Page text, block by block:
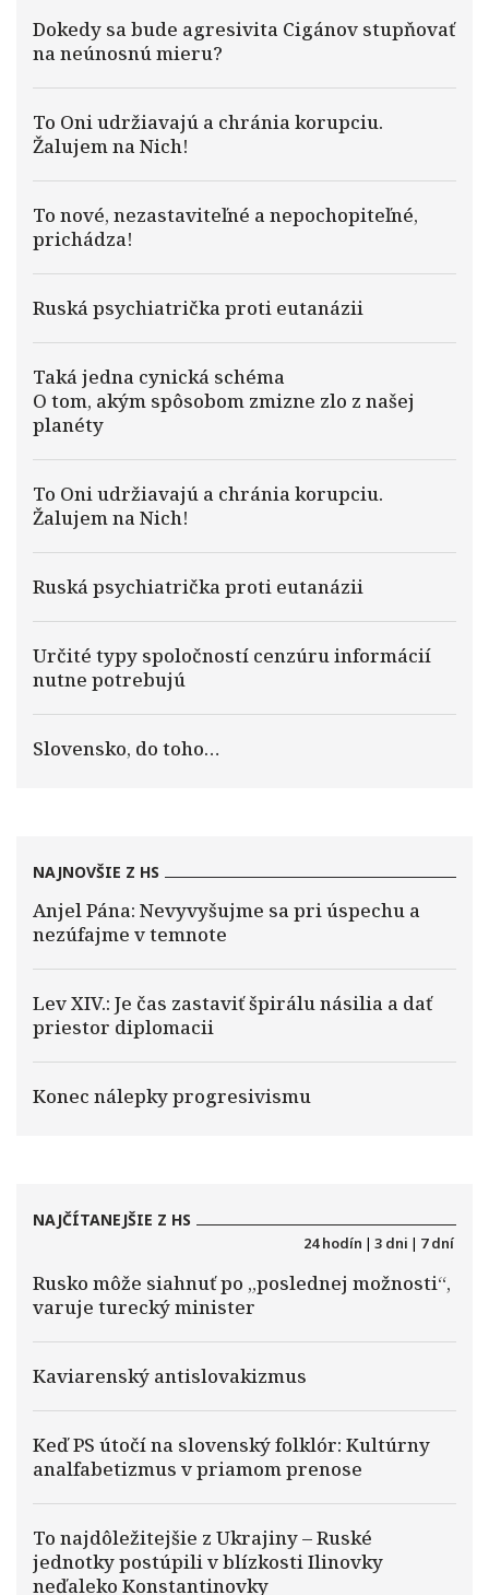
Dokedy sa bude agresivita Cigánov stupňovať
na neúnosnú mieru?
To Oni udržiavajú a chránia korupciu.
Žalujem na Nich!
To nové, nezastaviteľné a nepochopiteľné,
prichádza!
Ruská psychiatrička proti eutanázii
Taká jedna cynická schéma
O tom, akým spôsobom zmizne zlo z našej
planéty
To Oni udržiavajú a chránia korupciu.
Žalujem na Nich!
Ruská psychiatrička proti eutanázii
Určité typy spoločností cenzúru informácií
nutne potrebujú
Slovensko, do toho…
NAJNOVŠIE Z HS
Anjel Pána: Nevyvyšujme sa pri úspechu a
nezúfajme v temnote
Lev XIV.: Je čas zastaviť špirálu násilia a dať
priestor diplomacii
Konec nálepky progresivismu
NAJČÍTANEJŠIE Z HS
24 hodín | 3 dni | 7 dní
Rusko môže siahnuť po „poslednej možnosti“,
varuje turecký minister
Kaviarenský antislovakizmus
Keď PS útočí na slovenský folklór: Kultúrny
analfabetizmus v priamom prenose
To najdôležitejšie z Ukrajiny – Ruské
jednotky postúpili v blízkosti Ilinovky
neďaleko Konstantinovky